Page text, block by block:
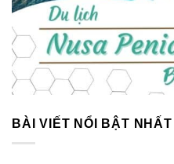
BÀI VIẾT NỔI BẬT NHẤT